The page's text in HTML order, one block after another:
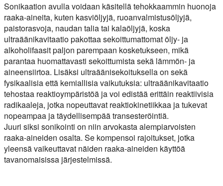
Sonikaation avulla voidaan käsitellä tehokkaammin huonoja
raaka-aineita, kuten kasviöljyjä, ruoanvalmistusöljyjä,
paistorasvoja, naudan talia tai kalaöljyjä, koska
ultraäänikavitaatio pakottaa sekoittumattomat öljy- ja
alkoholifaasit paljon parempaan kosketukseen, mikä
parantaa huomattavasti sekoittumista sekä lämmön- ja
aineensiirtoa. Lisäksi ultraäänisekoituksella on sekä
fysikaalisia että kemiallisia vaikutuksia: ultraäänikavitaatio
tehostaa reaktioympäristöä ja voi edistää erittäin reaktiivisia
radikaaleja, jotka nopeuttavat reaktiokinetiikkaa ja tukevat
nopeampaa ja täydellisempää transesteröintiä.
Juuri siksi sonikointi on niin arvokasta alempiarvoisten
raaka-aineiden osalta. Se kompensoi rajoitukset, jotka
yleensä vaikeuttavat näiden raaka-aineiden käyttöä
tavanomaisissa järjestelmissä.